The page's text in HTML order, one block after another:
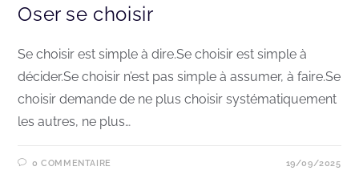
Oser se choisir
Se choisir est simple à dire.Se choisir est simple à
décider.Se choisir n’est pas simple à assumer, à faire.Se
choisir demande de ne plus choisir systématiquement
les autres, ne plus…
0 COMMENTAIRE 19/09/2025